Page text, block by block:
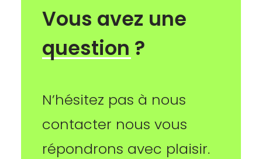
Vous avez une
question ?
N’hésitez pas à nous
contacter nous vous
répondrons avec plaisir.